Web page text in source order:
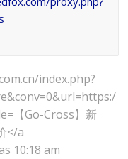
index.php?
【Go-Cross】新
</a
10:18 am